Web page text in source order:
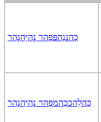
כַּהננַהפּפַּהר נָהיַהנָהר
כַּהלִהכּכַּהמפַּהר נָהיַהנָהר